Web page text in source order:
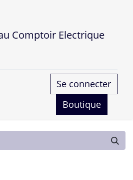
Comptoir Electrique
Se connecter
Boutique